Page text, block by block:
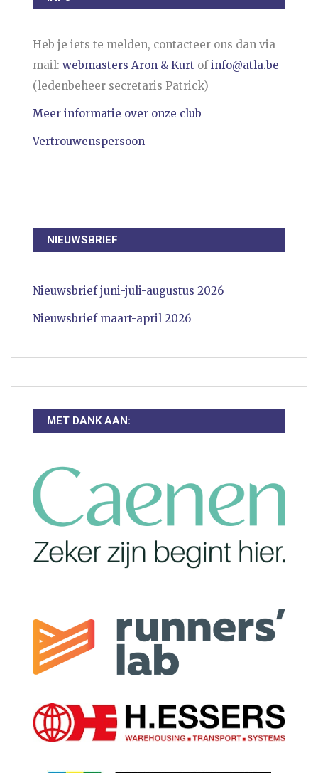
Heb je iets te melden, contacteer ons dan via
mail: webmasters Aron & Kurt ofinfo@atla.be
(ledenbeheer secretaris Patrick)
Meer informatie over onze club
Vertrouwenspersoon
NIEUWSBRIEF
Nieuwsbrief juni-juli-augustus 2026
Nieuwsbrief maart-april 2026
MET DANK AAN: